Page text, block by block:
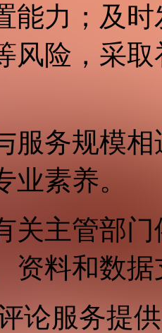
能力；及
风险，采
服务规模
素养。
关主管部
资料和数
论服务提